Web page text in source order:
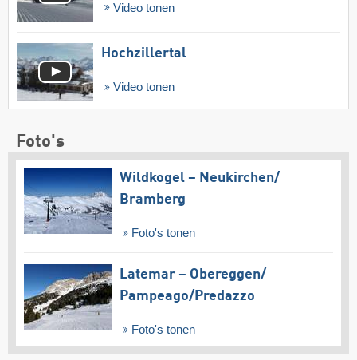
Video tonen
Hochzillertal
Video tonen
Foto's
Wildkogel – Neukirchen/​
Bramberg
Foto's tonen
Latemar – Obereggen/​
Pampeago/​Predazzo
Foto's tonen